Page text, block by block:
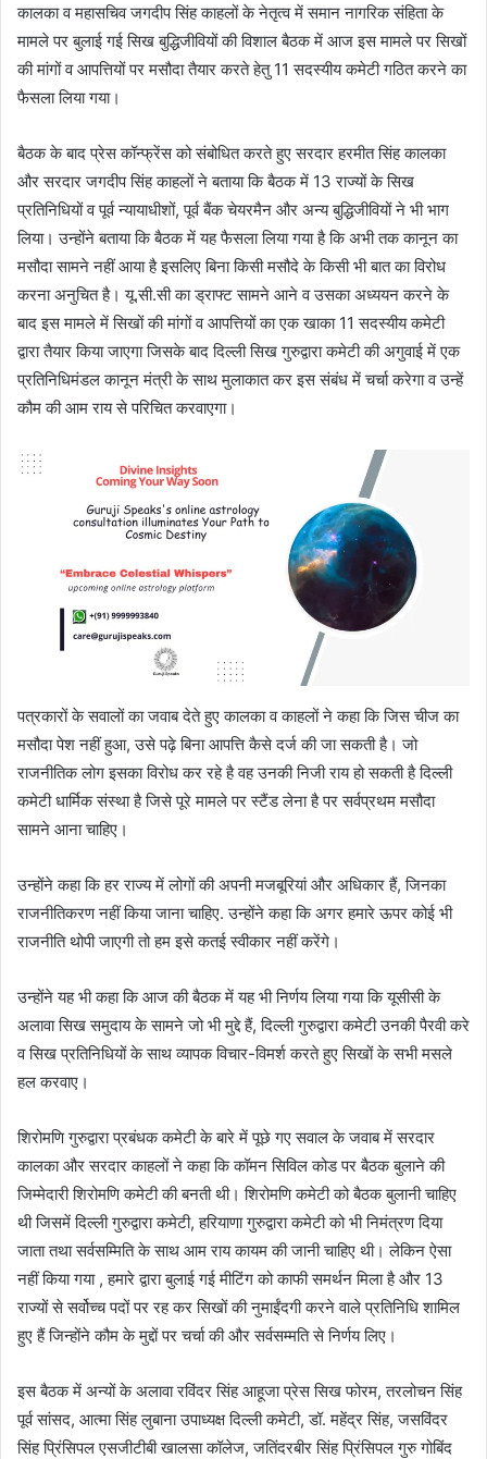
कालका व महासचिव जगदीप सिंह काहलों के नेतृत्व में समान नागरिक संहिता के
मामले पर बुलाई गई सिख बुद्धिजीवियों की विशाल बैठक में आज इस मामले पर सिखों
की मांगों व आपत्तियों पर मसौदा तैयार करते हेतु 11 सदस्यीय कमेटी गठित करने का
फैसला लिया गया।
बैठक के बाद प्रेस कॉन्फ्रेंस को संबोधित करते हुए सरदार हरमीत सिंह कालका
और सरदार जगदीप सिंह काहलों ने बताया कि बैठक में 13 राज्यों के सिख
प्रतिनिधियों व पूर्व न्यायाधीशों, पूर्व बैंक चेयरमैन और अन्य बुद्धिजीवियों ने भी भाग
लिया। उन्होंने बताया कि बैठक में यह फैसला लिया गया है कि अभी तक कानून का
मसौदा सामने नहीं आया है इसलिए बिना किसी मसौदे के किसी भी बात का विरोध
करना अनुचित है। यू.सी.सी का ड्राफ्ट सामने आने व उसका अध्ययन करने के
बाद इस मामले में सिखों की मांगों व आपत्तियों का एक खाका 11 सदस्यीय कमेटी
द्वारा तैयार किया जाएगा जिसके बाद दिल्ली सिख गुरुद्वारा कमेटी की अगुवाई में एक
प्रतिनिधिमंडल कानून मंत्री के साथ मुलाकात कर इस संबंध में चर्चा करेगा व उन्हें
कौम की आम राय से परिचित करवाएगा।
पत्रकारों के सवालों का जवाब देते हुए कालका व काहलों ने कहा कि जिस चीज का
मसौदा पेश नहीं हुआ, उसे पढ़े बिना आपत्ति कैसे दर्ज की जा सकती है। जो
राजनीतिक लोग इसका विरोध कर रहे है वह उनकी निजी राय हो सकती है दिल्ली
कमेटी धार्मिक संस्था है जिसे पूरे मामले पर स्टैंड लेना है पर सर्वप्रथम मसौदा
सामने आना चाहिए।
उन्होंने कहा कि हर राज्य में लोगों की अपनी मजबूरियां और अधिकार हैं, जिनका
राजनीतिकरण नहीं किया जाना चाहिए. उन्होंने कहा कि अगर हमारे ऊपर कोई भी
राजनीति थोपी जाएगी तो हम इसे कतई स्वीकार नहीं करेंगे।
उन्होंने यह भी कहा कि आज की बैठक में यह भी निर्णय लिया गया कि यूसीसी के
अलावा सिख समुदाय के सामने जो भी मुद्दे हैं, दिल्ली गुरुद्वारा कमेटी उनकी पैरवी करे
व सिख प्रतिनिधियों के साथ व्यापक विचार-विमर्श करते हुए सिखों के सभी मसले
हल करवाए।
शिरोमणि गुरुद्वारा प्रबंधक कमेटी के बारे में पूछे गए सवाल के जवाब में सरदार
कालका और सरदार काहलों ने कहा कि कॉमन सिविल कोड पर बैठक बुलाने की
जिम्मेदारी शिरोमणि कमेटी की बनती थी। शिरोमणि कमेटी को बैठक बुलानी चाहिए
थी जिसमें दिल्ली गुरुद्वारा कमेटी, हरियाणा गुरुद्वारा कमेटी को भी निमंत्रण दिया
जाता तथा सर्वसम्मिति के साथ आम राय कायम की जानी चाहिए थी। लेकिन ऐसा
नहीं किया गया , हमारे द्वारा बुलाई गई मीटिंग को काफी समर्थन मिला है और 13
राज्यों से सर्वोच्च पदों पर रह कर सिखों की नुमाईंदगी करने वाले प्रतिनिधि शामिल
हुए हैं जिन्होंने कौम के मुद्दों पर चर्चा की और सर्वसम्मति से निर्णय लिए।
इस बैठक में अन्यों के अलावा रविंदर सिंह आहूजा प्रेस सिख फोरम, तरलोचन सिंह
पूर्व सांसद, आत्मा सिंह लुबाना उपाध्यक्ष दिल्ली कमेटी, डॉ. महेंद्र सिंह, जसविंदर
सिंह प्रिंसिपल एसजीटीबी खालसा कॉलेज, जतिंदरबीर सिंह प्रिंसिपल गुरु गोबिंद